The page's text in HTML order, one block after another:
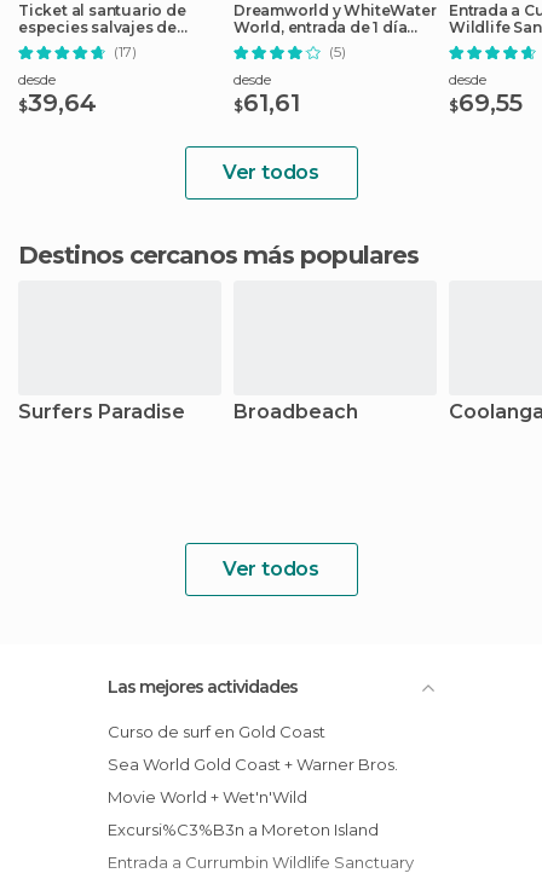
Ticket al santuario de
especies salvajes de
Currumbin
(17)
desde
$39,64
Dreamworld y WhiteWater
World, entrada de 1 día
Coomera
(5)
desde
$61,61
Entrada a
Wildlife
con un
desde
$69,55
Ver todos
Destinos cercanos más populares
Surfers Paradise Broadbeach
Ver todos
Las mejores actividades
Curso de surf en Gold Coast
Sea World Gold Coast + Warner Bros.
Movie World + Wet'n'Wild
Excursi%C3%B3n a Moreton Island
Entrada a Currumbin Wildlife Sanctuary